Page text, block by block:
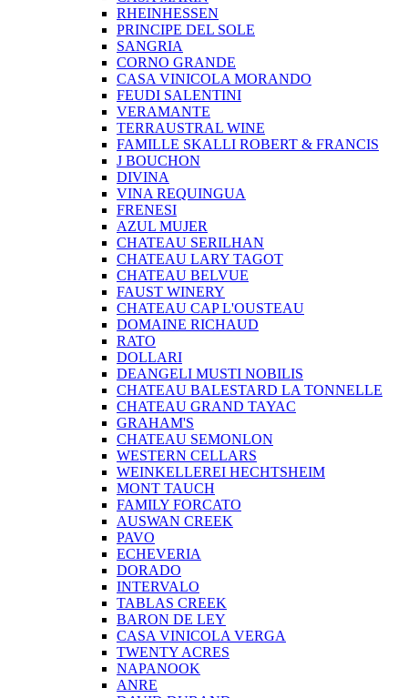
RHEINHESSEN
PRINCIPE DEL SOLE
SANGRIA
CORNO GRANDE
CASA VINICOLA MORANDO
FEUDI SALENTINI
VERAMANTE
TERRAUSTRAL WINE
FAMILLE SKALLI ROBERT & FRANCIS
J BOUCHON
DIVINA
VINA REQUINGUA
FRENESI
AZUL MUJER
CHATEAU SERILHAN
CHATEAU LARY TAGOT
CHATEAU BELVUE
FAUST WINERY
CHATEAU CAP L'OUSTEAU
DOMAINE RICHAUD
RATO
DOLLARI
DEANGELI MUSTI NOBILIS
CHATEAU BALESTARD LA TONNELLE
CHATEAU GRAND TAYAC
GRAHAM'S
CHATEAU SEMONLON
WESTERN CELLARS
WEINKELLEREI HECHTSHEIM
MONT TAUCH
FAMILY FORCATO
AUSWAN CREEK
PAVO
ECHEVERIA
DORADO
INTERVALO
TABLAS CREEK
BARON DE LEY
CASA VINICOLA VERGA
TWENTY ACRES
NAPANOOK
ANRE